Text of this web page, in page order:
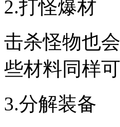
2.打怪爆材
击杀怪物也
些材料同样
3.分解装备